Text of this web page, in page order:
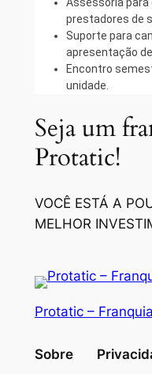
prestadores de
Suporte para
apresentação
Encontro
unidade.
Seja um
Protatic!
VOCÊ ESTÁ A
MELHOR
Protatic –
Sobre